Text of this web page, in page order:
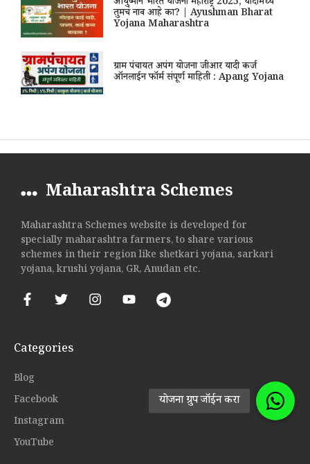
तुमचं नाव आहे का? | Ayushman Bharat
Yojana Maharashtra
ग्राम पंचायत अपंग योजना जीआर यादी कर्ज
ऑनलाईन फॉर्म संपूर्ण माहिती : Apang Yojana
Maharashtra Schemes
Maharashtra Schemes website is developed for
specially maharashtra farmers, to share various
schemes in their region like shetkari yojana, sarkari
yojana, krushi yojana, GR, Anudan etc.
Categories
Blog
Facebook
Instagram
YouTube